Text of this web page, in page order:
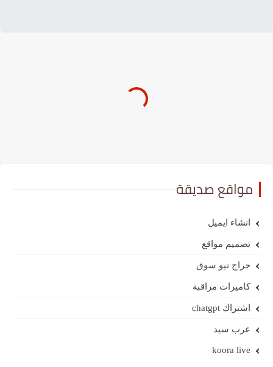
مواقع صديقة
انشاء ايميل
تصميم مواقع
حراج نيو سوق
كاميرات مراقبة
اشتراك chatgpt
عرب سيد
koora live